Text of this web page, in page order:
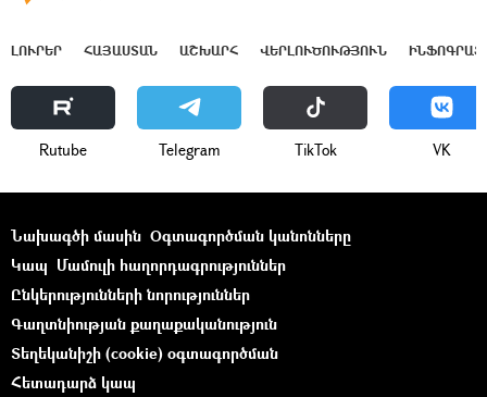
ԼՈՒՐԵՐ ՀԱՅԱՍՏԱՆ ԱՇԽԱՐՀ ՎԵՐԼՈՒԾՈՒԹՅՈՒՆ
Rutube Telegram ТikТоk VK
Նախագծի մասին Օգտագործման կանոնները
Կապ Մամուլի հաղորդագրություններ
Ընկերությունների նորություններ
Գաղտնիության քաղաքականություն
Տեղեկանիշի (cookie) օգտագործման
Հետադարձ կապ